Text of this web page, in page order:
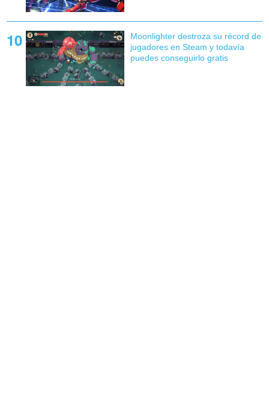
Moonlighter destroza su récord de
jugadores en Steam y todavía
puedes conseguirlo gratis